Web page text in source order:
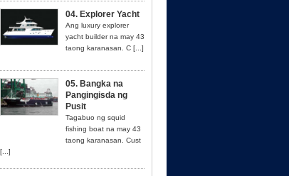
04. Explorer Yacht
Ang luxury explorer
yacht builder na may 43
taong karanasan. C [...]
05. Bangka na
Pangingisda ng
Pusit
Tagabuo ng squid
fishing boat na may 43
taong karanasan. Cust
[...]